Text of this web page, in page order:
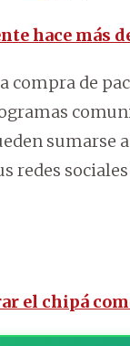
hace más
compra de
sumarse
redes
el chipá